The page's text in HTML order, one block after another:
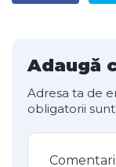
Adaugă
Adresa ta de
obligatorii